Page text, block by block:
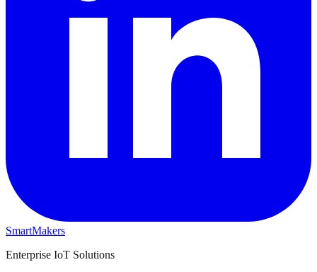
SmartMakers
Enterprise IoT Solutions